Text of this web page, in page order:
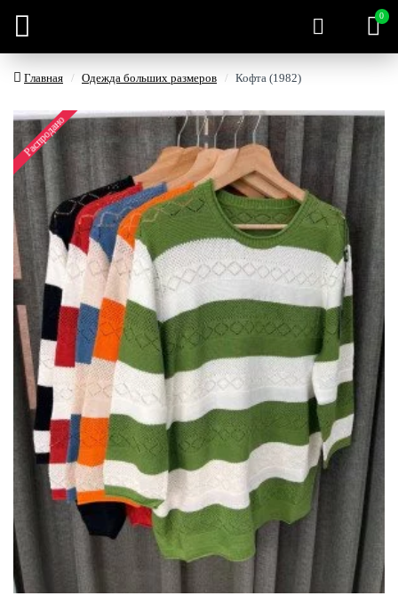
0
Главная Одежда больших размеров Кофта (1982)
Распродано